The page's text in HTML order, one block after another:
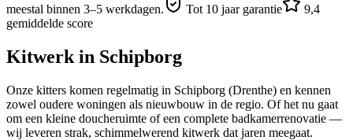
meestal binnen 3–5 werkdagen.
Tot 10 jaar garantie
9,4
gemiddelde score
Kitwerk in Schipborg
Onze kitters komen regelmatig in Schipborg (Drenthe) en kennen
zowel oudere woningen als nieuwbouw in de regio. Of het nu gaat
om een kleine doucheruimte of een complete badkamerrenovatie —
wij leveren strak, schimmelwerend kitwerk dat jaren meegaat.